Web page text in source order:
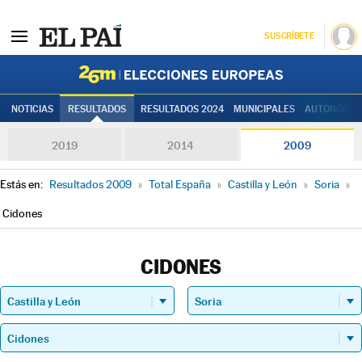
SUSCRÍBETE
NOTICIAS RESULTADOS RESULTADOS 2024 MUNICIPALES
2019 2014 2009
Estás en: Resultados 2009 » Total España » Castilla y León » Soria »
Cidones
CIDONES